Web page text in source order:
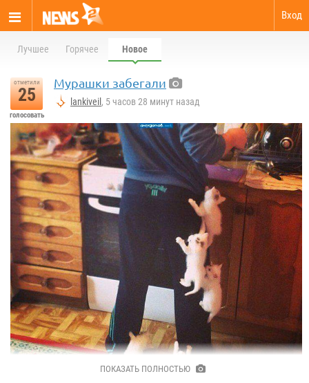
Вход
Лучшее Горячее Новое
отметили
25
голосовать
Мурашки забегали
lankiveil , 5 часов 28 минут назад
ПОКАЗАТЬ ПОЛНОСТЬЮ